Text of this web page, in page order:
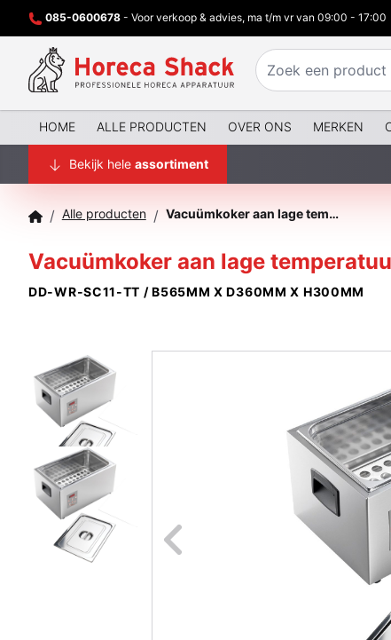
085-0600678 - Voor verkoop & advies, ma t/m vr van 09:00 - 17:00
HOME ALLE PRODUCTEN OVER ONS MERKEN
Bekijk hele assortiment
/ Alle producten / Vacuümkoker aan lage temperatuur, GN 1/1, elektrisch
Vacuümkoker aan lage
DD-WR-SC11-TT / B565MM X D360MM X H300MM
Naar